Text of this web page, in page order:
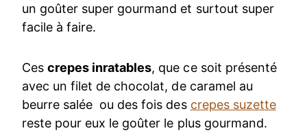
un goûter super gourmand et surtout super
facile à faire.
Cescrepes inratables, que ce soit présenté
avec un filet de chocolat, de caramel au
beurre salée ou des fois des crepes suzette
reste pour eux le goûter le plus gourmand.